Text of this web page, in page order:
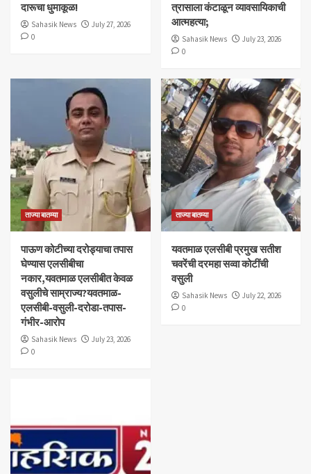
दारूचा धुमाकूळ!
Sahasik News
July 27, 2026
0
त्रासाला कंटाळून व्यावसायिकाची
आत्महत्या;
Sahasik News
July 23, 2026
0
ताज्या बातम्या
पाऊण कोटीच्या दरोड्याचा तपास
घेण्यास एलसीबीचा
नकार,यवतमाळ एलसीबीत केवळ
वसुलीचे साम्राज्य?यवतमाळ-
एलसीबी-वसुली-दरोडा-तपास-
गंभीर-आरोप
Sahasik News
July 23, 2026
0
ताज्या बातम्या
यवतमाळ एलसीबी प्रमुख सतीश
चवरेंची दरमहा सव्वा कोटींची
वसुली
Sahasik News
July 22, 2026
0